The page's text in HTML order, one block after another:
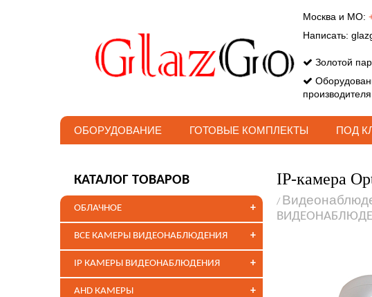
Москва и МО:
Написать:
Золотой
производителя
ОБОРУДОВАНИЕ ГОТОВЫЕ КОМПЛЕКТЫ ПОД
IP-камера
/
КАТАЛОГ ТОВАРОВ
+
ОБЛАЧНОЕ
+
ВСЕ КАМЕРЫ ВИДЕОНАБЛЮДЕНИЯ
+
IP КАМЕРЫ ВИДЕОНАБЛЮДЕНИЯ
+
AHD КАМЕРЫ